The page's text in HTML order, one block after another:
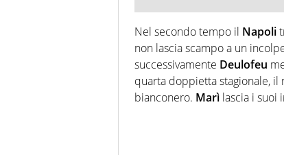
Nel secondo tempo il Napoli
non lascia scampo a un
successivamente Deulofeu
quarta doppietta stagionale, il
bianconero. Marì lascia i suoi